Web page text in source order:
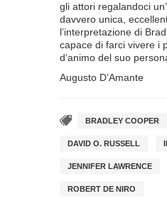
gli attori regalandoci
davvero unica,
l’interpretazione di
capace di farci vivere i
d’animo del suo
Augusto D’Amante
BRADLEY COOPER
DAVID O. RUSSELL
JENNIFER LAWRENCE
ROBERT DE NIRO